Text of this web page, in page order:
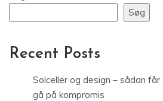
Søg
Recent Posts
Solceller og design – sådan
gå på kompromis